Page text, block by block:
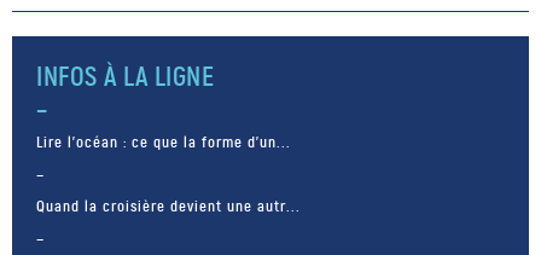
plus grand des hasards, les
géologues de […]
INFOS À LA LIGNE
Lire l’océan : ce que la forme d’un...
Quand la croisière devient une autr...